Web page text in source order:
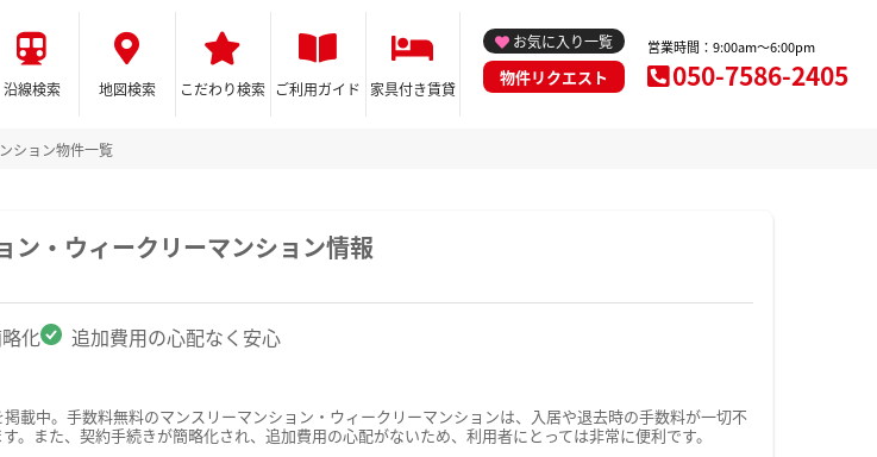
沿線検索 地図検索 こだわり検索 ご利用ガイド 家具付き賃貸
お気に入り一覧
物件リクエスト
営業時間：9:00am～6:00pm
050-7586-2405
ション物件一覧
ン・ウィークリーマンション情報
化 追加費用の心配なく安心
載中。手数料無料のマンスリーマンション・ウィークリーマンションは、入居や退去時の手数料が一切不
また、契約手続きが簡略化され、追加費用の心配がないため、利用者にとっては非常に便利です。